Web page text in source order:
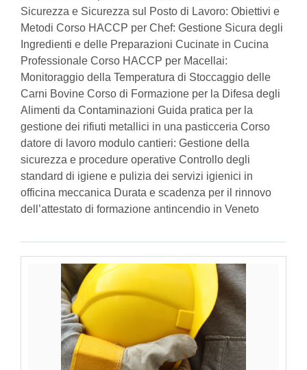
Sicurezza e Sicurezza sul Posto di Lavoro: Obiettivi e
Metodi Corso HACCP per Chef: Gestione Sicura degli
Ingredienti e delle Preparazioni Cucinate in Cucina
Professionale Corso HACCP per Macellai:
Monitoraggio della Temperatura di Stoccaggio delle
Carni Bovine Corso di Formazione per la Difesa degli
Alimenti da Contaminazioni Guida pratica per la
gestione dei rifiuti metallici in una pasticceria Corso
datore di lavoro modulo cantieri: Gestione della
sicurezza e procedure operative Controllo degli
standard di igiene e pulizia dei servizi igienici in
officina meccanica Durata e scadenza per il rinnovo
dell’attestato di formazione antincendio in Veneto